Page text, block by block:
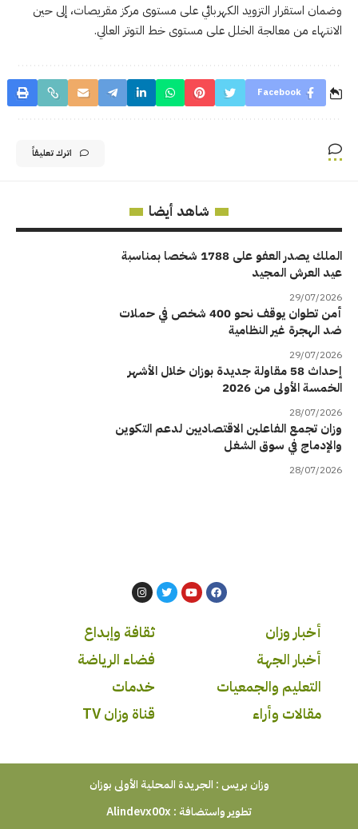
وضمان استقرار التزويد الكهربائي على مستوى مركز مقريصات، إلى حين
الانتهاء من معالجة الخلل على مستوى خط التوتر العالي.
Facebook
اترك تعليقاً
شاهد أيضا
الملك يصدر العفو على 1788 شخصا بمناسبة
عيد العرش المجيد
29/07/2026
أمن تطوان يوقف نحو 400 شخص في حملات
ضد الهجرة غير النظامية
29/07/2026
إحداث 58 مقاولة جديدة بوزان خلال الأشهر
الخمسة الأولى من 2026
28/07/2026
وزان تجمع الفاعلين الاقتصاديين لدعم التكوين
والإدماج في سوق الشغل
28/07/2026
أخبار وزان
أخبار الجهة
التعليم والجمعيات
مقالات وأراء
ثقافة وإبداع
فضاء الرياضة
خدمات
قناة وزان TV
وزان بريس : الجريدة المحلية الأولى بوزان
تطوير واستضافة : Alindevx00x